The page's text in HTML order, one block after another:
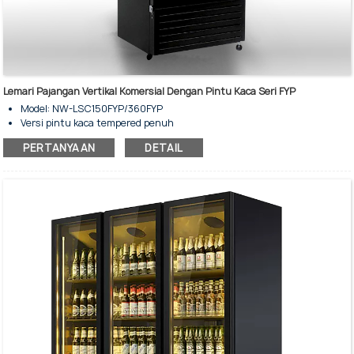
Lemari Pajangan Vertikal Komersial Dengan Pintu Kaca Seri FYP
Model: NW-LSC150FYP/360FYP
Versi pintu kaca tempered penuh
Kapasitas penyimpanan: 50/70/208 liter
Pendinginan kipas - Tanpa embun beku
Rak yang dapat disesuaikan
PERTANYAAN DETAIL